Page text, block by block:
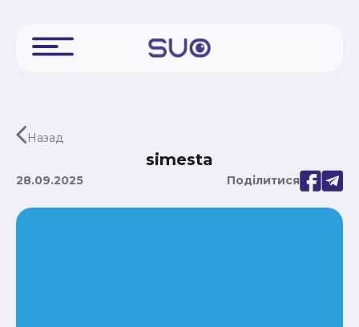
Назад
simesta
28.09.2025 Поділитися